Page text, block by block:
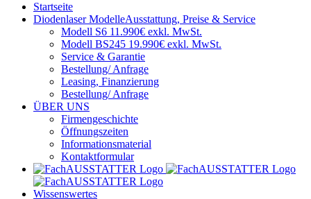
Startseite
Diodenlaser ModelleAusstattung, Preise & Service
Modell S6 11.990€ exkl. MwSt.
Modell BS245 19.990€ exkl. MwSt.
Service & Garantie
Bestellung/ Anfrage
Leasing, Finanzierung
Bestellung/ Anfrage
ÜBER UNS
Firmengeschichte
Öffnungszeiten
Informationsmaterial
Kontaktformular
Wissenswertes